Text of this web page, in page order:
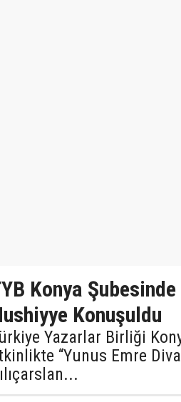
Konya
Konuşuldu
Yazarlar Birliği
“Yunus Emre